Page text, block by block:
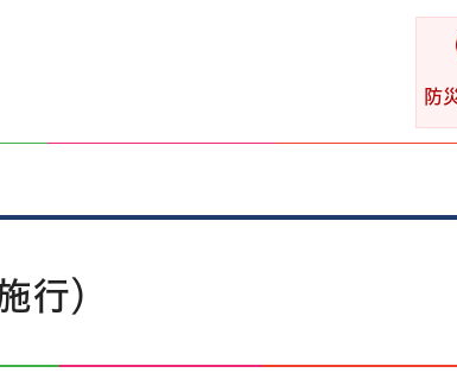
防
行）